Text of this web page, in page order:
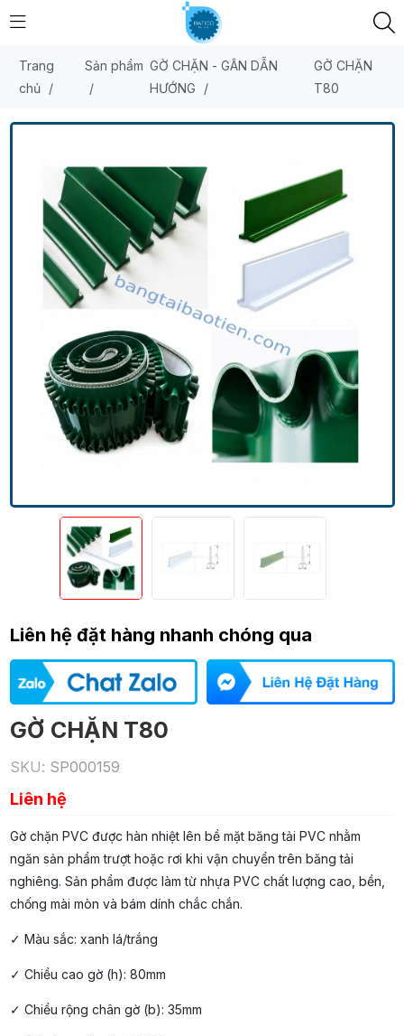
Trang
chủ
/
Sản phẩm
/
GỜ CHẶN - GÂN DẪN
HƯỚNG
/
GỜ CHẶN
T80
Liên hệ đặt hàng nhanh chóng qua
GỜ CHẶN T80
SKU: SP000159
Liên hệ
Gờ chặn PVC được hàn nhiệt lên bề mặt băng tải PVC nhằm
ngăn sản phẩm trượt hoặc rơi khi vận chuyển trên băng tải
nghiêng. Sản phẩm được làm từ nhựa PVC chất lượng cao, bền,
chống mài mòn và bám dính chắc chắn.
✓ Màu sắc: xanh lá/trắng
✓ Chiều cao gờ (h): 80mm
✓ Chiều rộng chân gờ (b): 35mm